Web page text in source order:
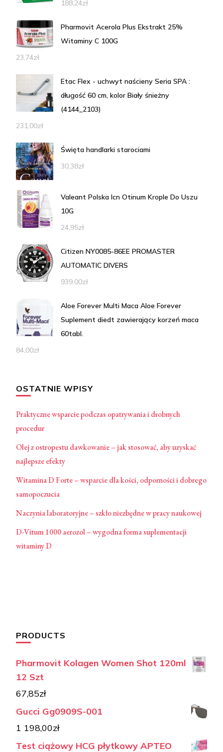
188,24zł
Pharmovit Acerola Plus Ekstrakt 25%
Witaminy C 100G
23,74zł
Etac Flex - uchwyt naścieny Seria SPA :
długość 60 cm, kolor Biały śnieżny
(4144_2103)
231,00zł
Święta handlarki starociami
30,38zł
Valeant Polska Icn Otinum Krople Do Uszu
10G
24,95zł
Citizen NY0085-86EE PROMASTER
AUTOMATIC DIVERS
939,00zł
Aloe Forever Multi Maca Aloe Forever
Suplement diedt zawierający korzeń maca
60tabl.
84,00zł
OSTATNIE WPISY
Praktyczne wsparcie podczas opatrywania i drobnych
procedur
Olej z ostropestu dawkowanie – jak stosować, aby uzyskać
najlepsze efekty
Witamina D Forte – wsparcie dla kości, odporności i dobrego
samopoczucia
Naczynia laboratoryjne – szkło niezbędne w pracy naukowej
D-Vitum 1000 aerozol – wygodna forma suplementacji
witaminy D
PRODUCTS
Pharmovit Kolagen Women Shot 120ml
12 Szt
67,85zł
Gucci Gg0909S-001
1 198,00zł
Test ciążowy HCG płytkowy APTEO